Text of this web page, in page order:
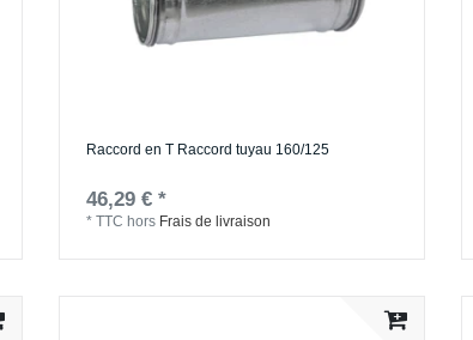
Raccord en T Raccord tuyau 160/125
46,29 € *
*TTC hors Frais de livraison